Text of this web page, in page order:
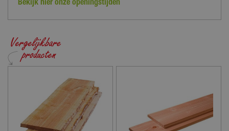
0-2 cm
uit? Dan kun je altijd contact opnemen met onze klantenservice
via hetcontactformulier.
Bekijk hier onze openingstijden